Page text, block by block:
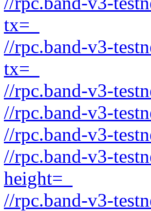
tx=_
//rpc.band-v3-
tx=_
//rpc.band-v3-
//rpc.band-v3-
//rpc.band-v3-
//rpc.band-v3-
height=_
//rpc.band-v3-